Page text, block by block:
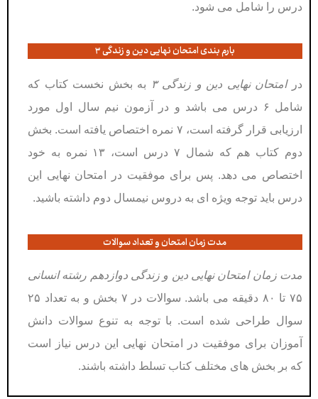
درس را شامل می شود.
بارم بندی امتحان نهایی دین و زندگی ۳
در امتحان نهایی دین و زندگی ۳
به بخش نخست کتاب که
شامل ۶ درس می باشد و در آزمون نیم سال اول مورد
ارزیابی قرار گرفته است، ۷ نمره اختصاص یافته است. بخش
دوم کتاب هم که شمال ۷ درس است، ۱۳ نمره به خود
اختصاص می دهد. پس برای موفقیت در امتحان نهایی این
درس باید توجه ویژه ای به دروس نیمسال دوم داشته باشید.
مدت زمان امتحان و تعداد سوالات
مدت زمان امتحان نهایی دین و زندگی دوازدهم رشته انسانی
۷۵ تا ۸۰ دقیقه می باشد. سوالات در ۷ بخش و به تعداد ۲۵
سوال طراحی شده است. با توجه به تنوع سوالات دانش
آموزان برای موفقیت در امتحان نهایی این درس نیاز است
که بر بخش های مختلف کتاب تسلط داشته باشند.